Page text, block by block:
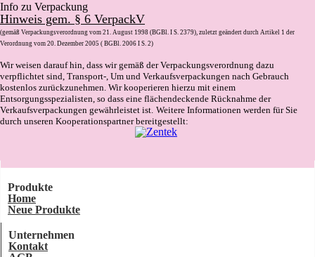
Info zu Verpackung
Hinweis gem. § 6 VerpackV
(gemäß Verpackungsverordnung vom 21. August 1998 (BGBl. I S. 2379), zuletzt geändert durch Artikel 1 der
Verordnung vom 20. Dezember 2005 ( BGBl. 2006 I S. 2)
Wir weisen darauf hin, dass wir gemäß der Verpackungsverordnung dazu
verpflichtet sind, Transport-, Um und Verkaufsverpackungen nach Gebrauch
kostenlos zurückzunehmen. Wir kooperieren hierzu mit einem
Entsorgungsspezialisten, so dass eine flächendeckende Rücknahme der
Verkaufsverpackungen gewährleistet ist. Weitere Informationen werden für Sie
durch unseren Kooperationspartner bereitgestellt:
Produkte
Home
Neue Produkte
Unternehmen
Kontakt